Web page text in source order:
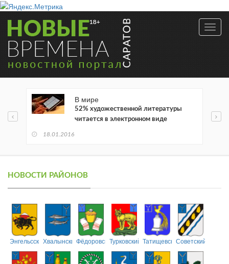
В мире
52% художественной литературы
читается в электронном виде
18.01.2016
НОВОСТИ РАЙОНОВ
ЭнгельсскийХвалынскийФёдоровскийТурковский ТатищевскийСоветский